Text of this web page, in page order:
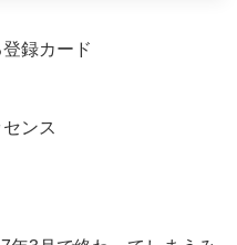
録カード
ンス